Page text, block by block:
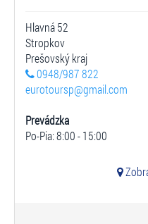
Hlavná 52
Stropkov
Prešovský kraj
0948/987 822
eurotoursp@gmail.com
Prevádzka
Po-Pia: 8:00 - 15:00